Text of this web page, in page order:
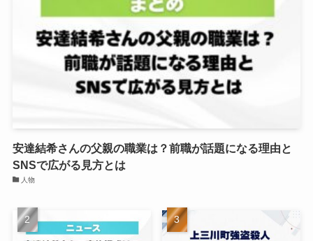
安達結希さんの父親の職業は？前職が話題になる理由と
SNSで広がる見方とは
人物